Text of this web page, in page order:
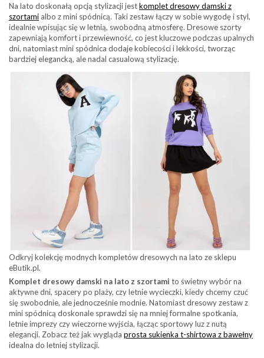
Na lato doskonałą opcją stylizacji jestkomplet dresowy damski z
szortami albo z mini spódnicą. Taki zestaw łączy w sobie wygodę i styl,
idealnie wpisując się w letnią, swobodną atmosferę. Dresowe szorty
zapewniają komfort i przewiewność, co jest kluczowe podczas upalnych
dni, natomiast mini spódnica dodaje kobiecości i lekkości, tworząc
bardziej elegancką, ale nadal casualową stylizację.
Odkryj kolekcję modnych kompletów dresowych na lato ze sklepu
eButik.pl.
Komplet dresowy damski na lato z szortami to świetny wybór na
aktywne dni, spacery po plaży, czy letnie wycieczki, kiedy chcemy czuć
się swobodnie, ale jednocześnie modnie. Natomiast dresowy zestaw z
mini spódnicą doskonale sprawdzi się na mniej formalne spotkania,
letnie imprezy czy wieczorne wyjścia, łącząc sportowy luz z nutą
elegancji. Zobacz też jak wygląda prosta sukienka t-shirtowa z bawełny
idealna do letniej stylizacji.